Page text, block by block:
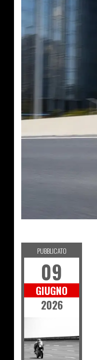
SCOOTER
PUBBLICATO
09
GIUGNO
2026